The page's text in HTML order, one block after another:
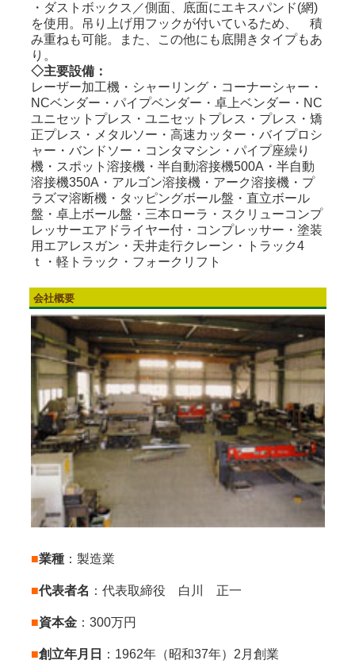
・ダストボックス／側面、底面にエキスパンド(網)
を使用。吊り上げ用フックが付いているため、 積
み重ねも可能。また、この他にも底開きタイプもあ
り。
◇主要設備：
レーザー加工機・シャーリング・コーナーシャー・
NCベンダー・パイプベンダー・卓上ベンダー・NC
ユニセットプレス・ユニセットプレス・プレス・矯
正プレス・メタルソー・高速カッター・バイプロシ
ャー・バンドソー・コンタマシン・パイプ座繰り
機・スポット溶接機・半自動溶接機500A・半自動
溶接機350A・アルゴン溶接機・アーク溶接機・プ
ラズマ溶断機・タッピングボール盤・直立ボール
盤・卓上ボール盤・三本ローラ・スクリューコンプ
レッサーエアドライヤー付・コンプレッサー・塗装
用エアレスガン・天井走行クレーン・トラック4
ｔ・軽トラック・フォークリフト
会社概要
■業種：製造業
■代表者名 ：代表取締役 白川 正一
■資本金：300万円
■創立年月日 ：1962年（昭和37年）2月創業